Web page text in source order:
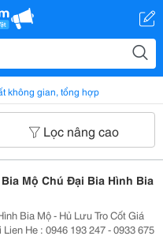
không gian, tổng hợp
Lọc nâng cao
Mộ Chú Đại Bia Hình Bia
Bia Mộ - Hủ Lưu Tro Cốt Giá